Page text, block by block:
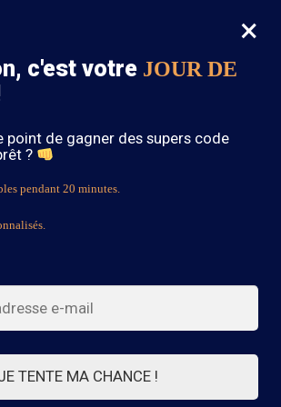
0
toute la boutique avec le code « BOHEME15 »
Bohème
résultats
3 4
×
c'est votre JOUR DE
point de gagner des supers code
?
pendant 20 minutes.
TENTE MA CHANCE !